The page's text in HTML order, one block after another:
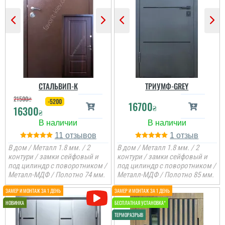
Ніка
Андрій
СТАЛЬВИП-К
21500₴
16300₴
-5200
11
В дом / Металл 1.8 мм. / 2
контури / замки сейфовый и
под цилиндр с поворотником /
Металл-МДФ / Полотно 74 мм.
ТРИУМФ-GREY
16700₴
1
В дом / Металл 1.8 мм. / 2
контури / замки сейфовый и
под цилиндр с поворотником /
Металл-МДФ / Полотно 85 мм.